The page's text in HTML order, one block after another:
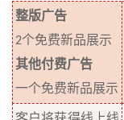
整版广告
2个免费新品展示
其他付费广告
一个免费新品展示